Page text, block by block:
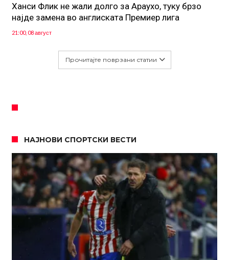
Ханси Флик не жали долго за Араухо, туку брзо
најде замена во англиската Премиер лига
21:00, 08 август
Прочитајте поврзани статии
НАЈНОВИ СПОРТСКИ ВЕСТИ